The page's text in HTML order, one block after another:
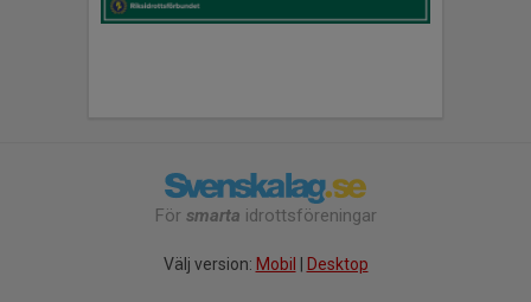
För smarta idrottsföreningar
Välj version: Mobil Desktop